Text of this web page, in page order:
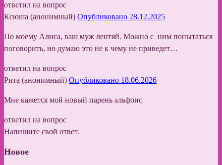
ответил на вопрос
Ксюша (анонимный) Опубликовано 28.12.2025
По моему Алиса, ваш муж лентяй. Можно с ним попытаться
поговорить, но думаю это не к чему не приведет…
ответил на вопрос
Рита (анонимный) Опубликовано 18.06.2026
Мне кажется мой новый парень альфонс
ответил на вопрос
Напишите свой ответ.
Новое